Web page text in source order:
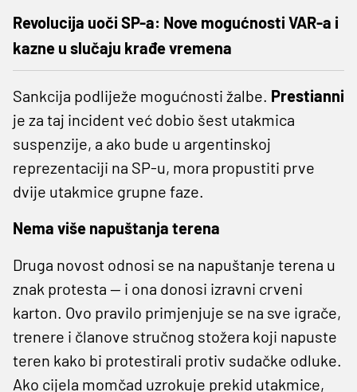
Revolucija uoči SP-a: Nove mogućnosti VAR-a i
kazne u slučaju krađe vremena
Sankcija podliježe mogućnosti žalbe. Prestianni
je za taj incident već dobio šest utakmica
suspenzije, a ako bude u argentinskoj
reprezentaciji na SP-u, mora propustiti prve
dvije utakmice grupne faze.
Nema više napuštanja terena
Druga novost odnosi se na napuštanje terena u
znak protesta — i ona donosi izravni crveni
karton. Ovo pravilo primjenjuje se na sve igrače,
trenere i članove stručnog stožera koji napuste
teren kako bi protestirali protiv sudačke odluke.
Ako cijela momčad uzrokuje prekid utakmice,